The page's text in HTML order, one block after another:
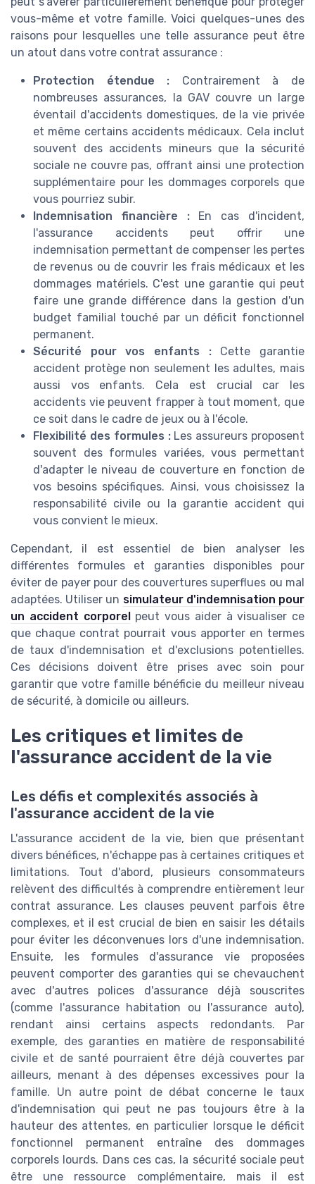
vous-même et votre famille. Voici quelques-unes des
raisons pour lesquelles une telle assurance peut être
un atout dans votre contrat assurance :
Protection étendue : Contrairement à de
nombreuses assurances, la GAV couvre un large
éventail d'accidents domestiques, de la vie privée
et même certains accidents médicaux. Cela inclut
souvent des accidents mineurs que la sécurité
sociale ne couvre pas, offrant ainsi une protection
supplémentaire pour les dommages corporels que
vous pourriez subir.
Indemnisation financière :En cas d'incident,
l'assurance accidents peut offrir une
indemnisation permettant de compenser les pertes
de revenus ou de couvrir les frais médicaux et les
dommages matériels. C'est une garantie qui peut
faire une grande différence dans la gestion d'un
budget familial touché par un déficit fonctionnel
permanent.
Sécurité pour vos enfants :Cette garantie
accident protège non seulement les adultes, mais
aussi vos enfants. Cela est crucial car les
accidents vie peuvent frapper à tout moment, que
ce soit dans le cadre de jeux ou à l'école.
Flexibilité des formules :Les assureurs proposent
souvent des formules variées, vous permettant
d'adapter le niveau de couverture en fonction de
vos besoins spécifiques. Ainsi, vous choisissez la
responsabilité civile ou la garantie accident qui
vous convient le mieux.
Cependant, il est essentiel de bien analyser les
différentes formules et garanties disponibles pour
éviter de payer pour des couvertures superflues ou mal
adaptées. Utiliser un simulateur d'indemnisation pour
un accident corporelpeut vous aider à visualiser ce
que chaque contrat pourrait vous apporter en termes
de taux d'indemnisation et d'exclusions potentielles.
Ces décisions doivent être prises avec soin pour
garantir que votre famille bénéficie du meilleur niveau
de sécurité, à domicile ou ailleurs.
Les critiques et limites de
l'assurance accident de la vie
Les défis et complexités associés à
l'assurance accident de la vie
L'assurance accident de la vie, bien que présentant
divers bénéfices, n'échappe pas à certaines critiques et
limitations. Tout d'abord, plusieurs consommateurs
relèvent des difficultés à comprendre entièrement leur
contrat assurance. Les clauses peuvent parfois être
complexes, et il est crucial de bien en saisir les détails
pour éviter les déconvenues lors d'une indemnisation.
Ensuite, les formules d'assurance vie proposées
peuvent comporter des garanties qui se chevauchent
avec d'autres polices d'assurance déjà souscrites
(comme l'assurance habitation ou l'assurance auto),
rendant ainsi certains aspects redondants. Par
exemple, des garanties en matière de responsabilité
civile et de santé pourraient être déjà couvertes par
ailleurs, menant à des dépenses excessives pour la
famille. Un autre point de débat concerne le taux
d'indemnisation qui peut ne pas toujours être à la
hauteur des attentes, en particulier lorsque le déficit
fonctionnel permanent entraîne des dommages
corporels lourds. Dans ces cas, la sécurité sociale peut
être une ressource complémentaire, mais il est